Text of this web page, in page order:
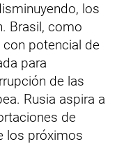
los
Brasil, como
potencial de
para
de las
Rusia aspira a
de
los próximos